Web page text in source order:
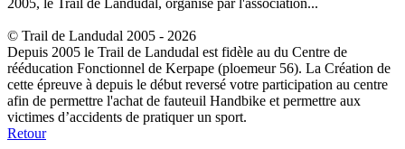
2005, le Trail de Landudal, organisé par l'association...
© Trail de Landudal 2005 - 2026
Depuis 2005 le Trail de Landudal est fidèle au du Centre de
rééducation Fonctionnel de Kerpape (ploemeur 56). La Création de
cette épreuve à depuis le début reversé votre participation au centre
afin de permettre l'achat de fauteuil Handbike et permettre aux
victimes d’accidents de pratiquer un sport.
Retour